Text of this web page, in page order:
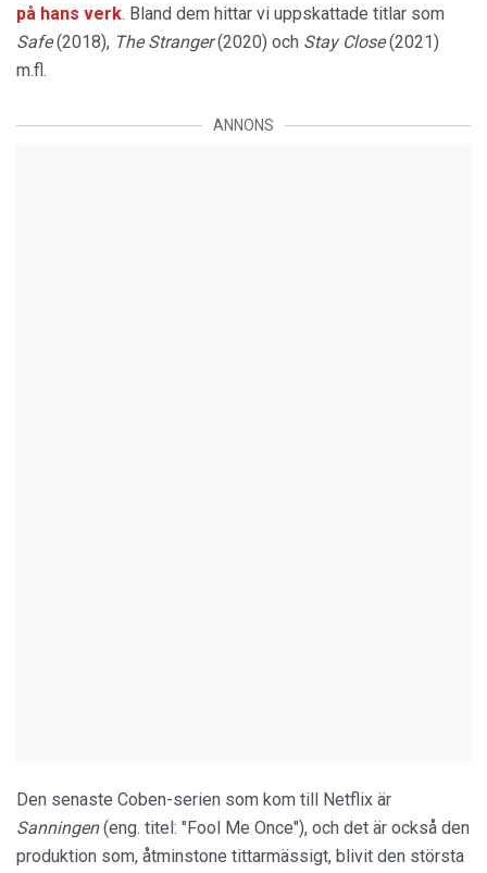
på hans verk. Bland dem hittar vi uppskattade titlar som
Safe(2018), The Stranger(2020) och Stay Close(2021)
m.fl.
ANNONS
Den senaste Coben-serien som kom till Netflix är
Sanningen(eng. titel: "Fool Me Once"), och det är också den
produktion som, åtminstone tittarmässigt, blivit den största